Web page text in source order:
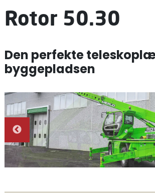
Rotor 50.30
Den perfekte
byggepladsen